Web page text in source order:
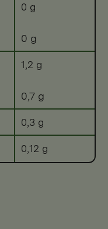
0 g
0 g
1,2 g
0,7 g
0,3 g
0,12 g